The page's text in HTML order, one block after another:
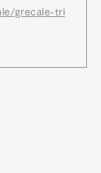
grecale-tri